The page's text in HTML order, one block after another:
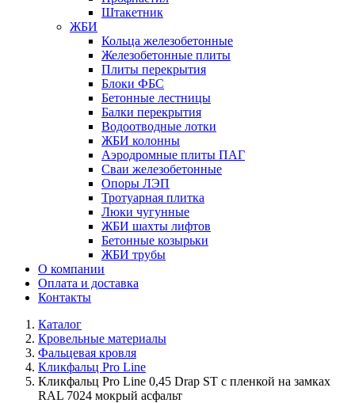
Штакетник
ЖБИ
Кольца железобетонные
Железобетонные плиты
Плиты перекрытия
Блоки ФБС
Бетонные лестницы
Балки перекрытия
Водоотводные лотки
ЖБИ колонны
Аэродромные плиты ПАГ
Сваи железобетонные
Опоры ЛЭП
Тротуарная плитка
Люки чугунные
ЖБИ шахты лифтов
Бетонные козырьки
ЖБИ трубы
О компании
Оплата и доставка
Контакты
Каталог
Кровельные материалы
Фальцевая кровля
Кликфальц Pro Line
Кликфальц Pro Line 0,45 Drap ST с пленкой на замках
RAL 7024 мокрый асфальт